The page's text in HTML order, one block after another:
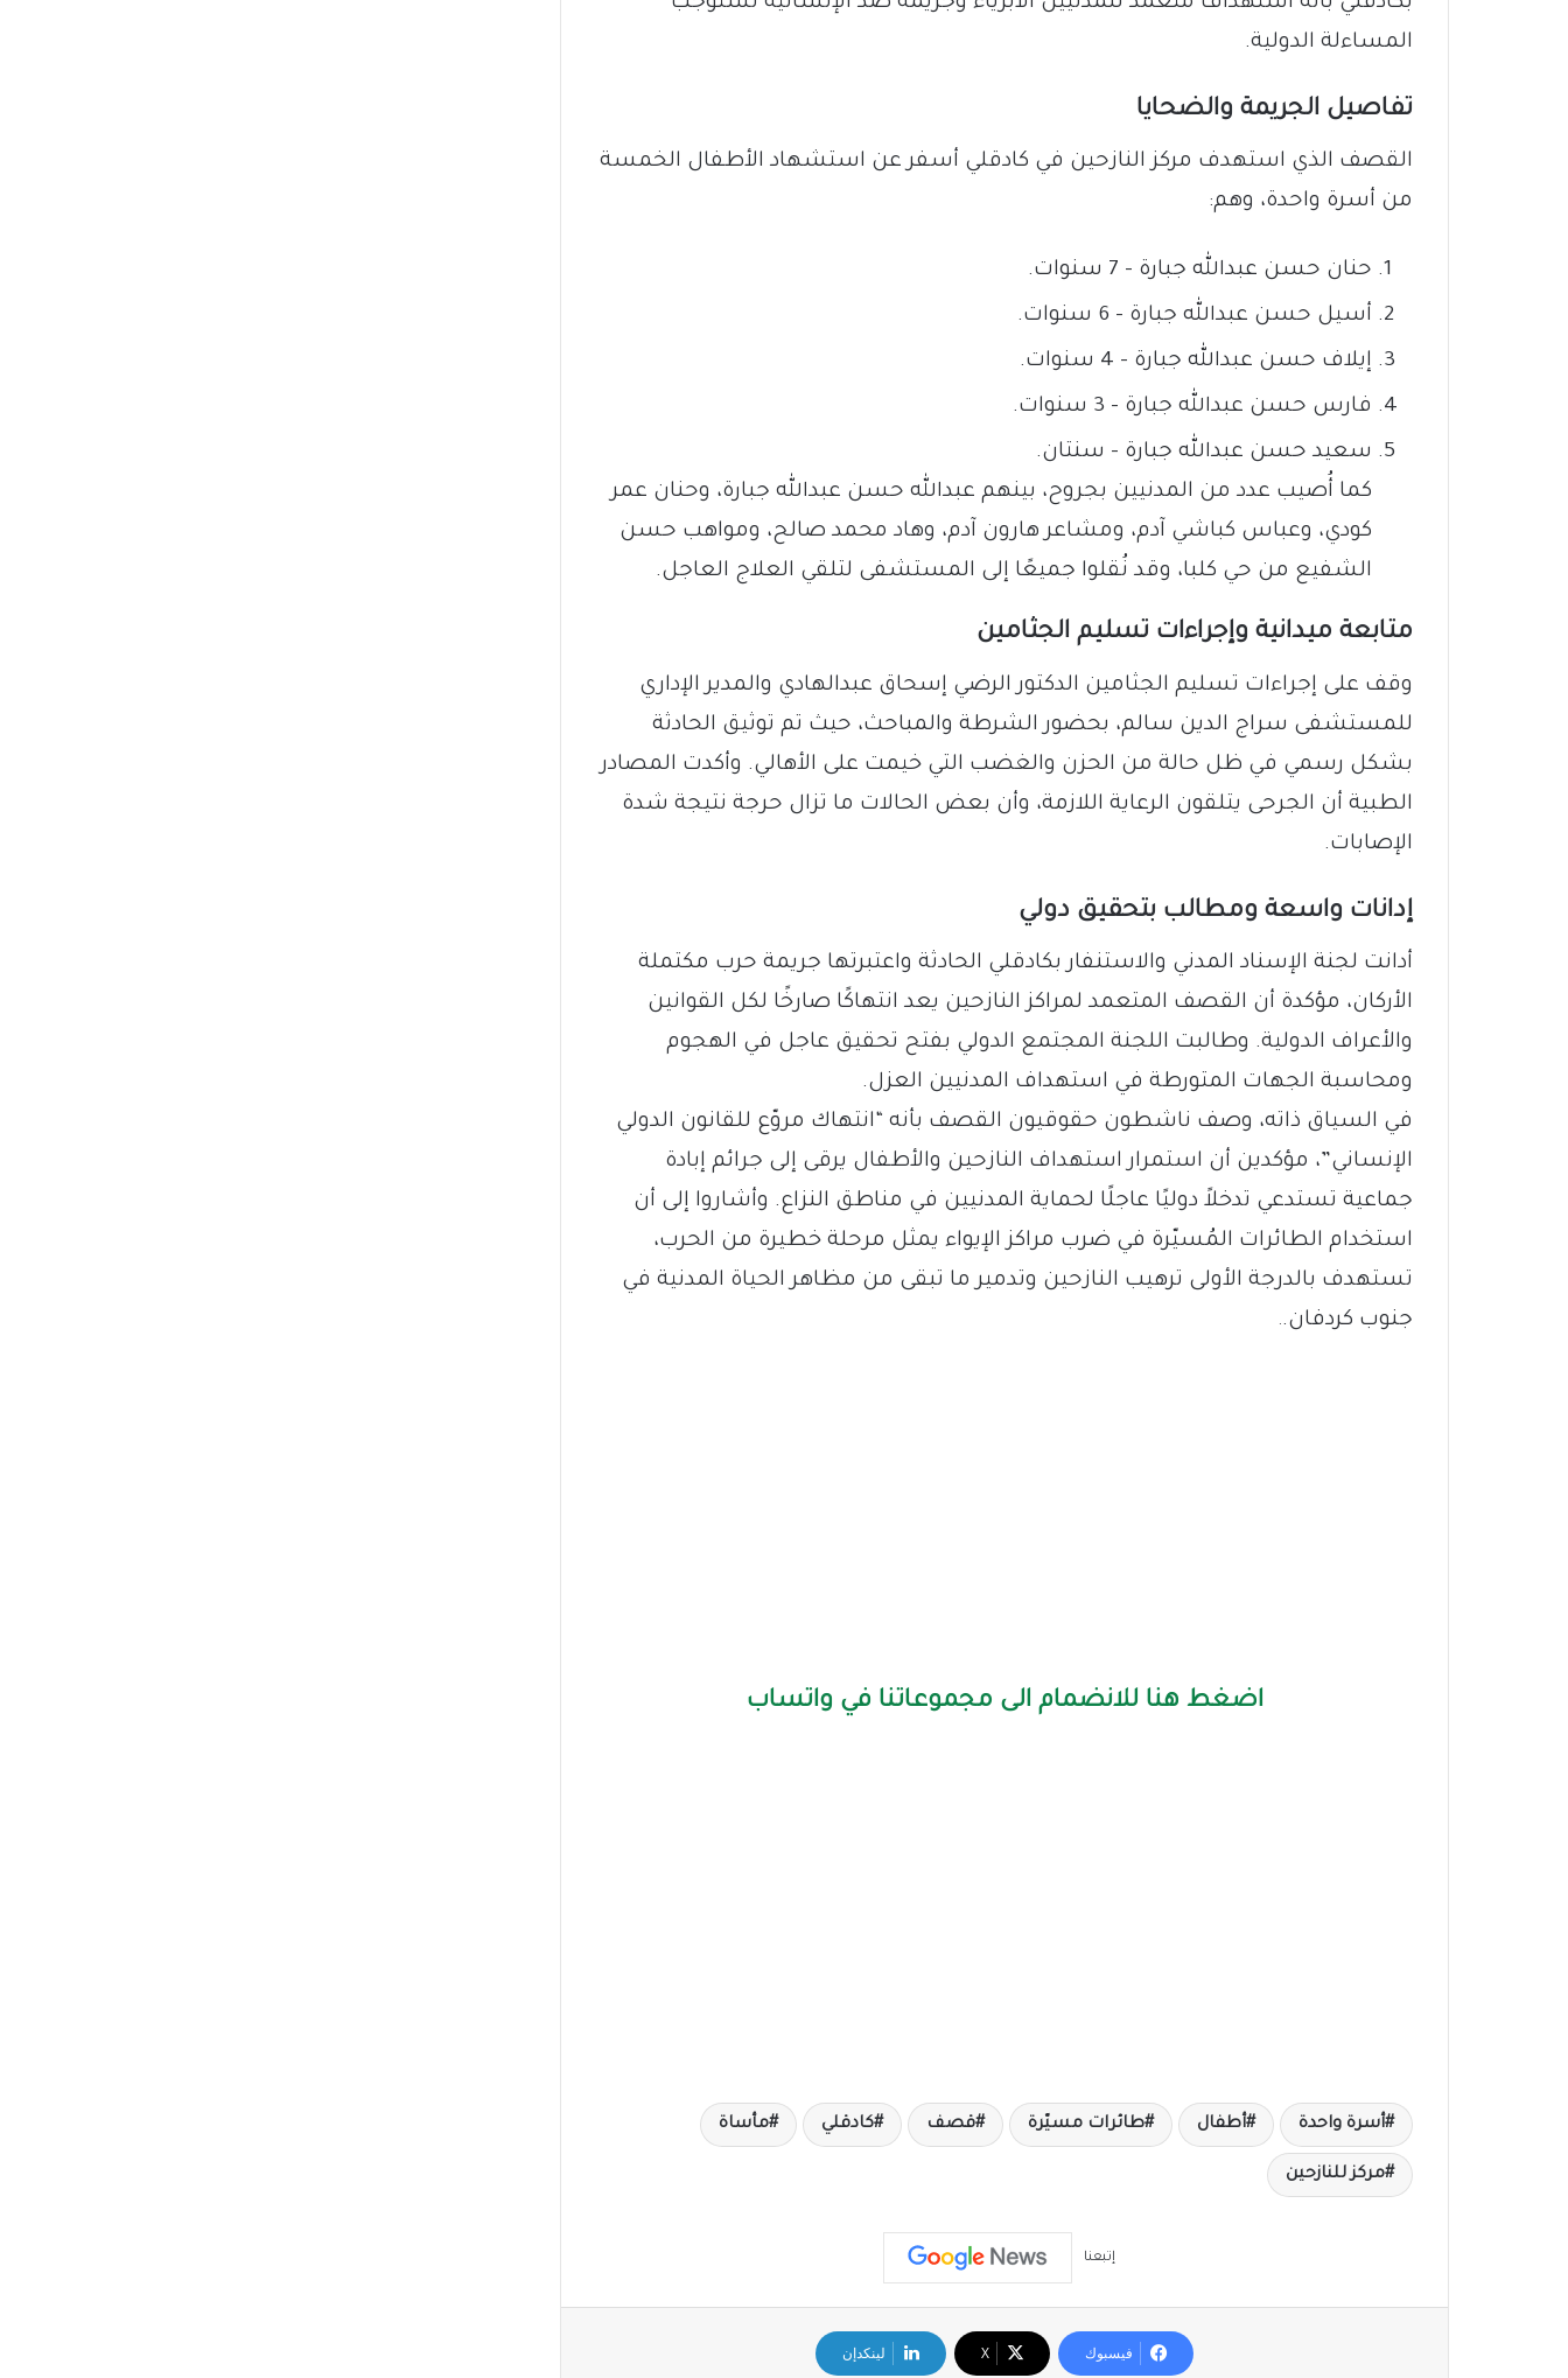
المساءلة الدولية.
تفاصيل الجريمة والضحايا
القصف الذي استهدف مركز النازحين في كادقلي أسفر عن استشهاد الأطفال الخمسة
من أسرة واحدة، وهم:
حنان حسن عبدالله جبارة – 7 سنوات.
أسيل حسن عبدالله جبارة – 6 سنوات.
إيلاف حسن عبدالله جبارة – 4 سنوات.
فارس حسن عبدالله جبارة – 3 سنوات.
سعيد حسن عبدالله جبارة – سنتان.
كما أُصيب عدد من المدنيين بجروح، بينهم عبدالله حسن عبدالله جبارة، وحنان عمر
كودي، وعباس كباشي آدم، ومشاعر هارون آدم، وهاد محمد صالح، ومواهب حسن
الشفيع من حي كلبا، وقد نُقلوا جميعًا إلى المستشفى لتلقي العلاج العاجل.
متابعة ميدانية وإجراءات تسليم الجثامين
وقف على إجراءات تسليم الجثامين الدكتور الرضي إسحاق عبدالهادي والمدير الإداري
للمستشفى سراج الدين سالم، بحضور الشرطة والمباحث، حيث تم توثيق الحادثة
بشكل رسمي في ظل حالة من الحزن والغضب التي خيمت على الأهالي. وأكدت المصادر
الطبية أن الجرحى يتلقون الرعاية اللازمة، وأن بعض الحالات ما تزال حرجة نتيجة شدة
الإصابات.
إدانات واسعة ومطالب بتحقيق دولي
أدانت لجنة الإسناد المدني والاستنفار بكادقلي الحادثة واعتبرتها جريمة حرب مكتملة
الأركان، مؤكدة أن القصف المتعمد لمراكز النازحين يعد انتهاكًا صارخًا لكل القوانين
والأعراف الدولية. وطالبت اللجنة المجتمع الدولي بفتح تحقيق عاجل في الهجوم
ومحاسبة الجهات المتورطة في استهداف المدنيين العزل.
في السياق ذاته، وصف ناشطون حقوقيون القصف بأنه “انتهاك مروّع للقانون الدولي
الإنساني”، مؤكدين أن استمرار استهداف النازحين والأطفال يرقى إلى جرائم إبادة
جماعية تستدعي تدخلاً دوليًا عاجلًا لحماية المدنيين في مناطق النزاع. وأشاروا إلى أن
استخدام الطائرات المُسيّرة في ضرب مراكز الإيواء يمثل مرحلة خطيرة من الحرب،
تستهدف بالدرجة الأولى ترهيب النازحين وتدمير ما تبقى من مظاهر الحياة المدنية في
جنوب كردفان..
اضغط هنا للانضمام الى مجموعاتنا في واتساب
أسرة واحدة أطفال طائرات مسيّرة قصف كادقلي مأساة
مركز للنازحين
إتبعنا
فيسبوك ‫X لينكدإن